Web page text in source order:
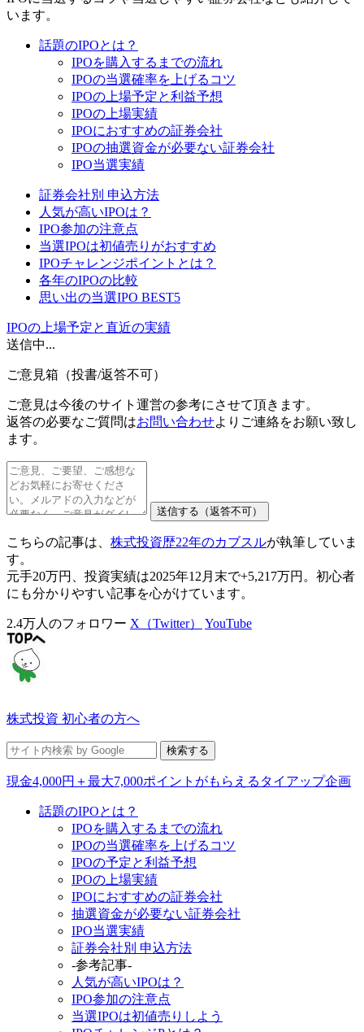
います。
話題のIPOとは？
IPOを購入するまでの流れ
IPOの当選確率を上げるコツ
IPOの上場予定と利益予想
IPOの上場実績
IPOにおすすめの証券会社
IPOの抽選資金が必要ない証券会社
IPO当選実績
証券会社別 申込方法
人気が高いIPOは？
IPO参加の注意点
当選IPOは初値売りがおすすめ
IPOチャレンジポイントとは？
各年のIPOの比較
思い出の当選IPO BEST5
IPOの上場予定と直近の実績
送信中...
ご意見箱（投書/返答不可）
ご意見は今後のサイト運営の参考にさせて頂きます。
返答の必要なご質問はお問い合わせよりご連絡をお願い致し
ます。
こちらの記事は、 株式投資歴22年のカブスルが執筆していま
す。
元手20万円、投資実績は2025年12月末で+5,217万円。初心者
にも分かりやすい記事を心がけています。
2.4万人のフォロワー X（Twitter） YouTube
株式投資 初心者の方へ
現金4,000円＋最大7,000ポイントがもらえるタイアップ企画
話題のIPOとは？
IPOを購入するまでの流れ
IPOの当選確率を上げるコツ
IPOの予定と利益予想
IPOの上場実績
IPOにおすすめの証券会社
抽選資金が必要ない証券会社
IPO当選実績
証券会社別 申込方法
-参考記事-
人気が高いIPOは？
IPO参加の注意点
当選IPOは初値売りしよう